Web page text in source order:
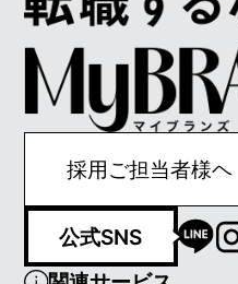
採用ご担当者様ヘ
公式SNS